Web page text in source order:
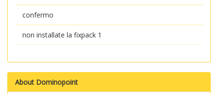
confermo
non installate la fixpack 1
About Dominopoint